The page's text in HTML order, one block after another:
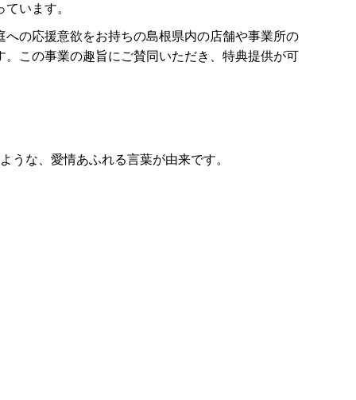
います。
の応援意欲をお持ちの島根県内の店舗や事業所の
この事業の趣旨にご賛同いただき、特典提供が可
な、愛情あふれる言葉が由来です。